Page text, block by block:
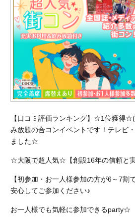
【口コミ評価ランキング】☆1位獲得
み放題の合コンイベントです！テレビ
ました☆
☆大阪で超人気☆【創設16年の信頼と実
【初参加・お一人様参加の方が6～7割で
安心してご参加ください♪
お一人様でも気軽に参加できるparty☆